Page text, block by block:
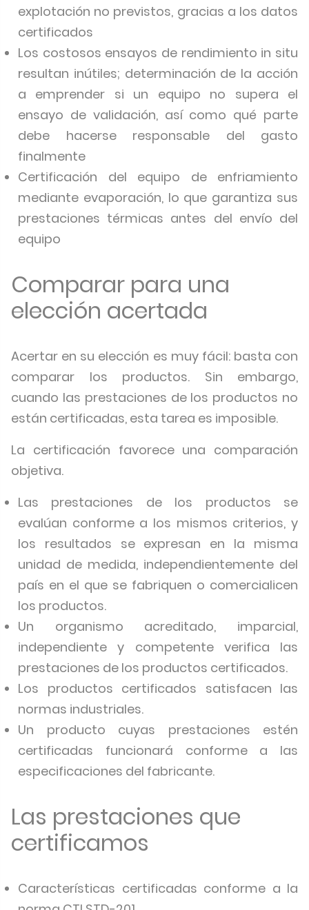
explotación no previstos, gracias a los datos
certificados
Los costosos ensayos de rendimiento in situ
resultan inútiles; determinación de la acción
a emprender si un equipo no supera el
ensayo de validación, así como qué parte
debe hacerse responsable del gasto
finalmente
Certificación del equipo de enfriamiento
mediante evaporación, lo que garantiza sus
prestaciones térmicas antes del envío del
equipo
Comparar para una
elección acertada
Acertar en su elección es muy fácil: basta con
comparar los productos. Sin embargo,
cuando las prestaciones de los productos no
están certificadas, esta tarea es imposible.
La certificación favorece una comparación
objetiva.
Las prestaciones de los productos se
evalúan conforme a los mismos criterios, y
los resultados se expresan en la misma
unidad de medida, independientemente del
país en el que se fabriquen o comercialicen
los productos.
Un organismo acreditado, imparcial,
independiente y competente verifica las
prestaciones de los productos certificados.
Los productos certificados satisfacen las
normas industriales.
Un producto cuyas prestaciones estén
certificadas funcionará conforme a las
especificaciones del fabricante.
Las prestaciones que
certificamos
Características certificadas conforme a la